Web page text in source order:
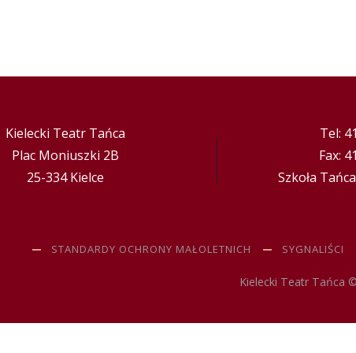
Kielecki Teatr Tańca
Plac Moniuszki 2B
25-334 Kielce
Tel:
Fax:
Szkoła
STANDARDY OCHRONY MAŁOLETNICH SYGNALIŚCI
Kielecki Teatr Tańca